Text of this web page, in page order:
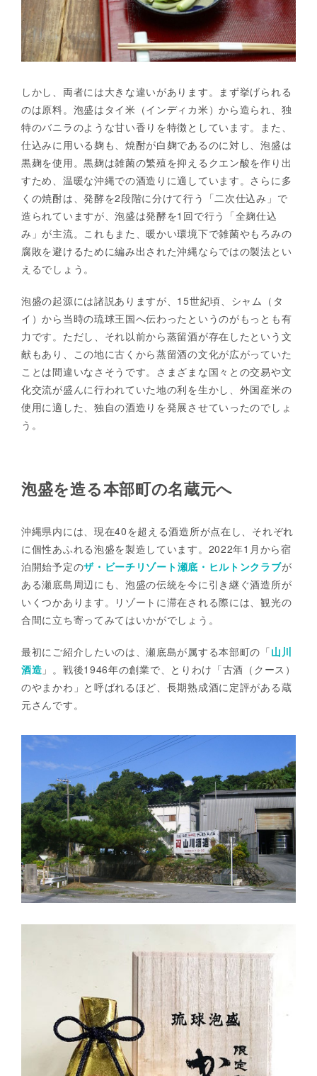
しかし、両者には大きな違いがあります。まず挙げられる
のは原料。泡盛はタイ米（インディカ米）から造られ、独
特のバニラのような甘い香りを特徴としています。また、
仕込みに用いる麹も、焼酎が白麹であるのに対し、泡盛は
黒麹を使用。黒麹は雑菌の繁殖を抑えるクエン酸を作り出
すため、温暖な沖縄での酒造りに適しています。さらに多
くの焼酎は、発酵を2段階に分けて行う「二次仕込み」で
造られていますが、泡盛は発酵を1回で行う「全麹仕込
み」が主流。これもまた、暖かい環境下で雑菌やもろみの
腐敗を避けるために編み出された沖縄ならではの製法とい
えるでしょう。
泡盛の起源には諸説ありますが、15世紀頃、シャム（タ
イ）から当時の琉球王国へ伝わったというのがもっとも有
力です。ただし、それ以前から蒸留酒が存在したという文
献もあり、この地に古くから蒸留酒の文化が広がっていた
ことは間違いなさそうです。さまざまな国々との交易や文
化交流が盛んに行われていた地の利を生かし、外国産米の
使用に適した、独自の酒造りを発展させていったのでしょ
う。
泡盛を造る本部町の名蔵元へ
沖縄県内には、現在40を超える酒造所が点在し、それぞれ
に個性あふれる泡盛を製造しています。2022年1月から宿
泊開始予定のザ・ビーチリゾート瀬底・ヒルトンクラブが
ある瀬底島周辺にも、泡盛の伝統を今に引き継ぐ酒造所が
いくつかあります。リゾートに滞在される際には、観光の
合間に立ち寄ってみてはいかがでしょう。
最初にご紹介したいのは、瀬底島が属する本部町の「山川
酒造 」。戦後1946年の創業で、とりわけ「古酒（クース）
のやまかわ」と呼ばれるほど、長期熟成酒に定評がある蔵
元さんです。